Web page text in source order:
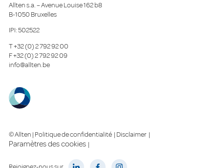
Allten s.a. – Avenue Louise 162 b8
B-1050 Bruxelles
IPI: 502522
T+32 (0) 2 792 92 00
F+32 (0) 2 792 92 09
info@allten.be
© Allten | Politique de confidentialité | Disclaimer |
Paramètres des cookies |